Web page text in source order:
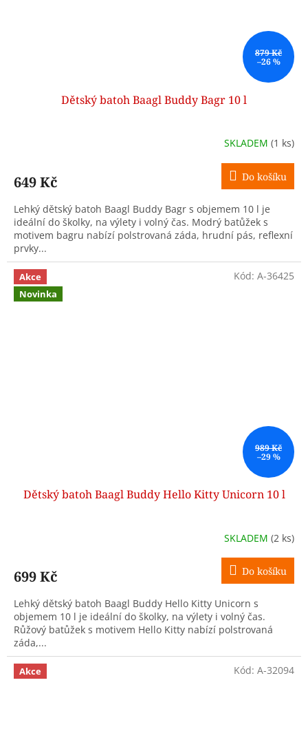
879 Kč
–26 %
Dětský batoh Baagl Buddy Bagr 10 l
SKLADEM (1 ks)
649 Kč Do košíku
Lehký dětský batoh Baagl Buddy Bagr s objemem 10 l je
ideální do školky, na výlety i volný čas. Modrý batůžek s
motivem bagru nabízí polstrovaná záda, hrudní pás, reflexní
prvky...
Akce
Novinka
989 Kč
–29 %
Dětský batoh Baagl Buddy Hello Kitty Unicorn 10 l
SKLADEM (2 ks)
699 Kč Do košíku
Lehký dětský batoh Baagl Buddy Hello Kitty Unicorn s
objemem 10 l je ideální do školky, na výlety i volný čas.
Růžový batůžek s motivem Hello Kitty nabízí polstrovaná
záda,...
Kód: A-36425
Akce Kód: A-32094